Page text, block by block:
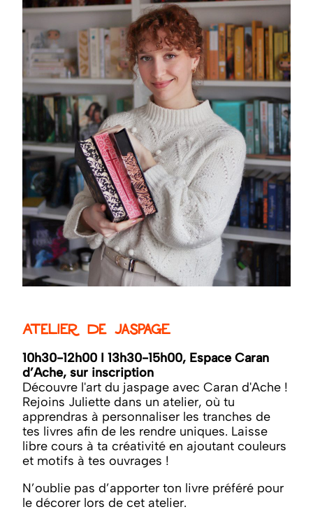
Atelier de jaspage
10h30-12h00 I 13h30-15h00, Espace Caran
d’Ache, sur inscription
Découvre l'art du jaspage avec Caran d'Ache !
Rejoins Juliette dans un atelier, où tu
apprendras à personnaliser les tranches de
tes livres afin de les rendre uniques. Laisse
libre cours à ta créativité en ajoutant couleurs
et motifs à tes ouvrages !
N’oublie pas d’apporter ton livre préféré pour
le décorer lors de cet atelier.